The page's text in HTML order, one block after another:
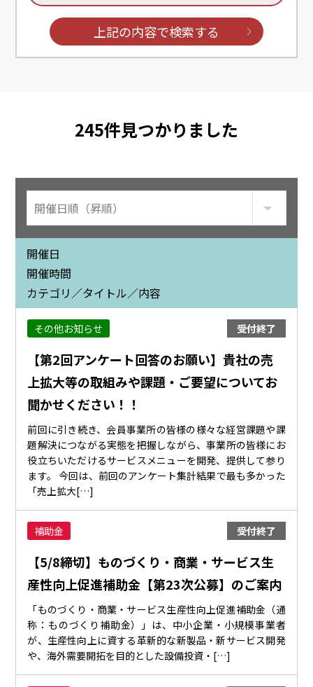
上記の内容で検索する
245件見つかりました
開催日
開催時間
カテゴリ／タイトル／内容
その他お知らせ 受付終了
【第2回アンケート回答のお願い】貴社の売
上拡大等の取組みや課題・ご要望についてお
聞かせください！！
前回に引き続き、会員事業所の皆様の様々な経営課題や課
題解決につながる実態を把握しながら、事業所の皆様にお
役立ちいただけるサービスメニューを開発、提供して参り
ます。 今回は、前回のアンケート集計結果で最も多かった
「売上拡大[…]
補助金 受付終了
【5/8締切】ものづくり・商業・サービス生
産性向上促進補助金【第23次公募】のご案内
「ものづくり・商業・サービス生産性向上促進補助金（通
称：ものづくり補助金）」は、中小企業・小規模事業者
が、生産性向上に資する革新的な新製品・新サービス開発
や、海外需要開拓を目的とした設備投資・[…]